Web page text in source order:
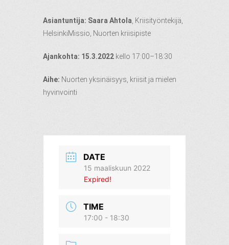
Asiantuntija: Saara Ahtola , Kriisityöntekijä,
HelsinkiMissio, Nuorten kriisipiste
Ajankohta: 15.3.2022 kello 17:00–18:30
Aihe: Nuorten yksinäisyys, kriisit ja mielen
hyvinvointi
DATE
15 maaliskuun 2022
Expired!
TIME
17:00 - 18:30